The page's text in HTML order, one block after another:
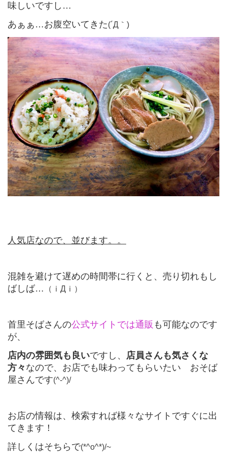
味しいですし…
あぁぁ…お腹空いてきた(´Д｀)
人気店なので、並びます。。
混雑を避けて遅めの時間帯に行くと、売り切れもし
ばしば…
（ｉДｉ）
首里そばさんの公式サイトでは通販 も可能なのです
が、
店内の雰囲気も良いですし、 店員さんも気さくな
方々 なので、お店でも味わってもらいたい おそば
屋さんです(^-^)/
お店の情報は、検索すれば様々なサイトですぐに出
てきます！
詳しくはそちらで(*^o^*)/~